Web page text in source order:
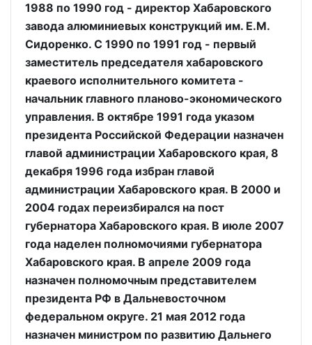
1988 по 1990 год - директор Хабаровского
завода алюминиевых конструкций им. Е.М.
Сидоренко. С 1990 по 1991 год - первый
заместитель председателя хабаровского
краевого исполнительного комитета -
начальник главного планово-экономического
управления. В октябре 1991 года указом
президента Российской Федерации назначен
главой администрации Хабаровского края, 8
декабря 1996 года избран главой
администрации Хабаровского края. В 2000 и
2004 годах переизбирался на пост
губернатора Хабаровского края. В июле 2007
года наделен полномочиями губернатора
Хабаровского края. В апреле 2009 года
назначен полномочным представителем
президента РФ в Дальневосточном
федеральном округе. 21 мая 2012 года
назначен министром по развитию Дальнего